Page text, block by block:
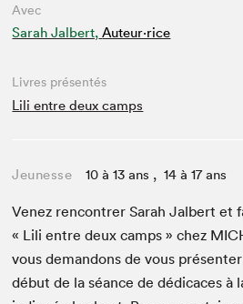
Avec
Sarah Jalbert, Auteur·rice
Livres présentés
Lili entre deux camps
Jeunesse 10 à 13 ans , 14 à 17 ans
Venez ren­con­tr­er Sarah Jal­bert et
« Lili entre deux camps » chez
vous deman­dons de vous
début de la séance de dédi­caces à